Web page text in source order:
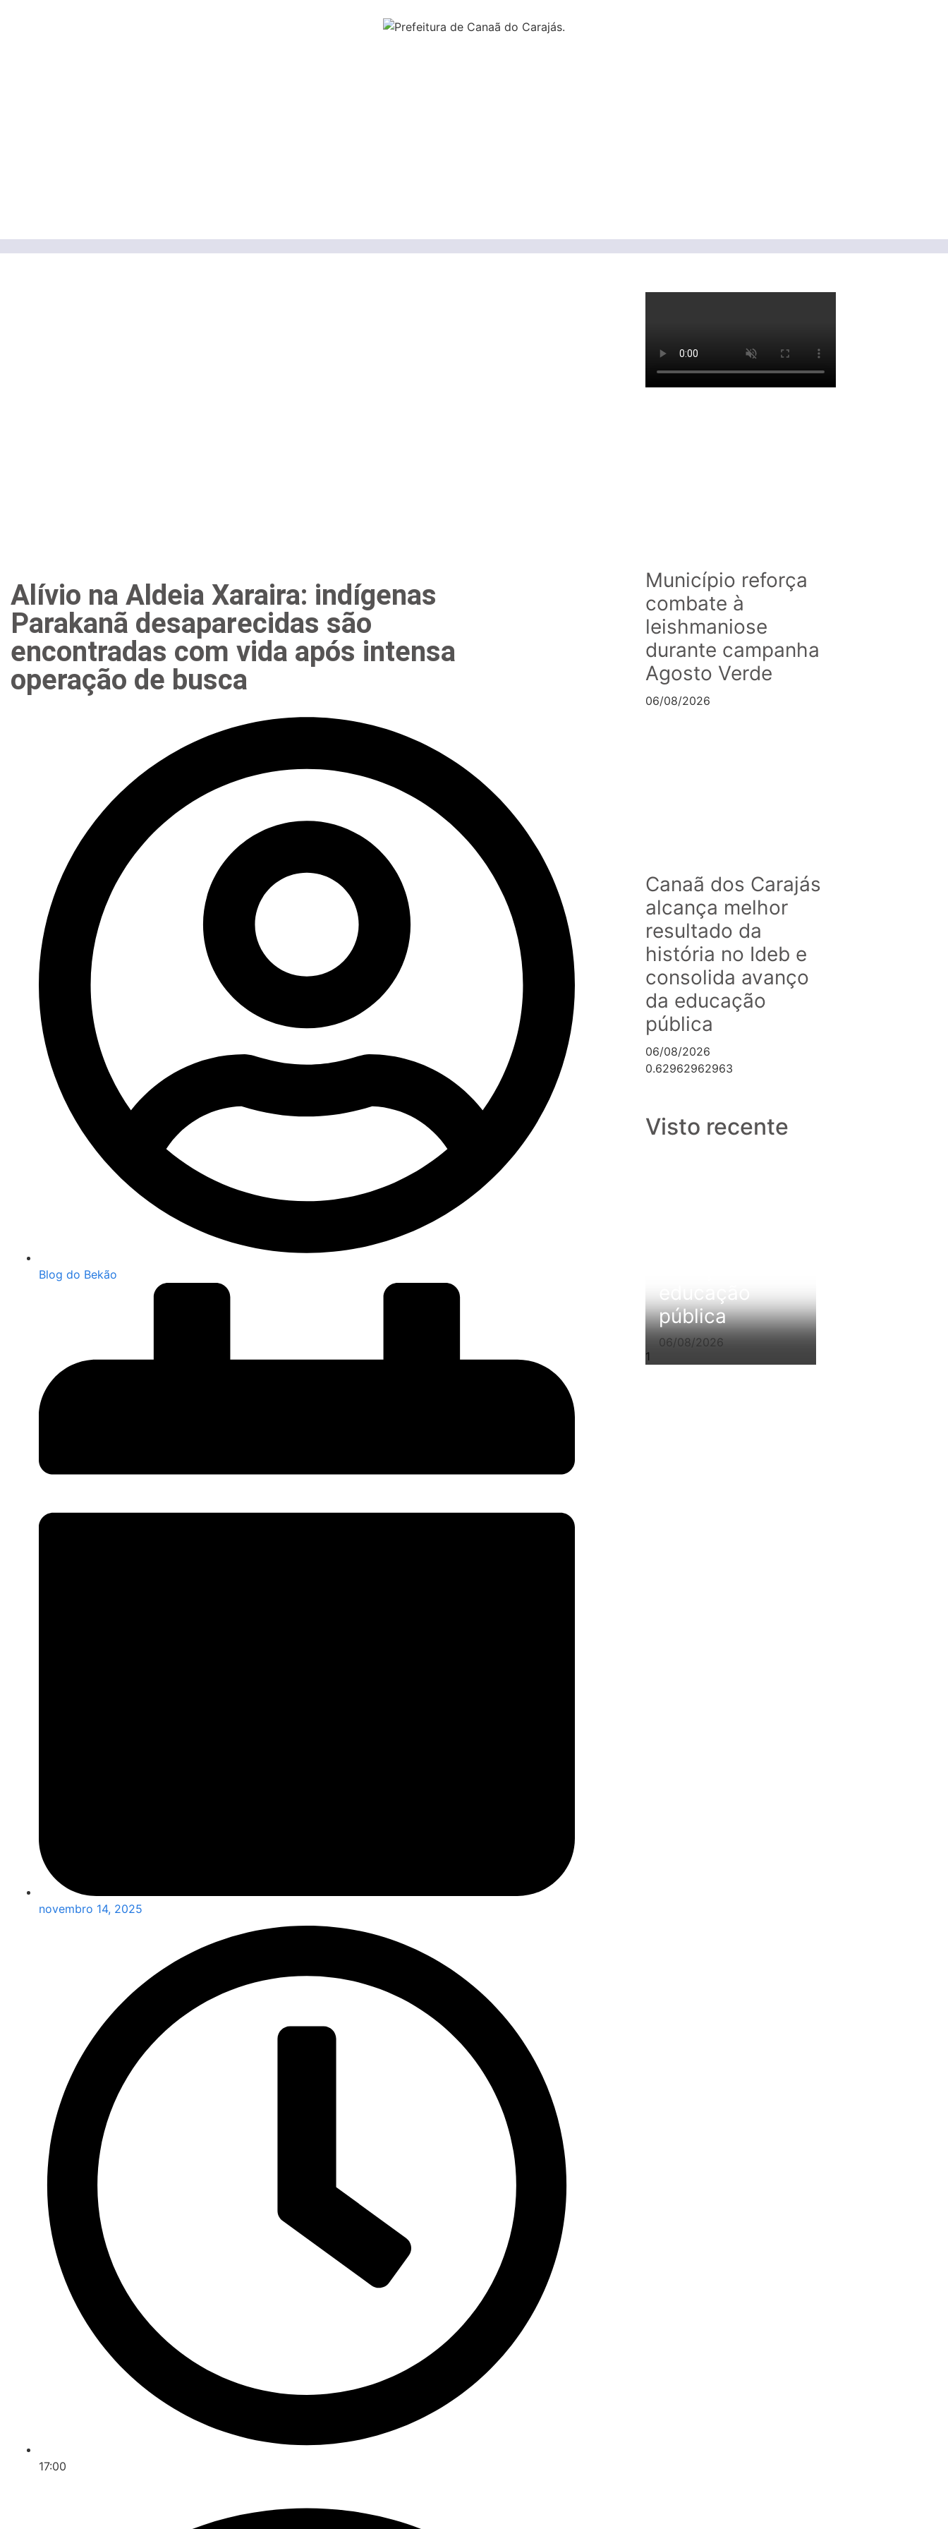
Alívio na Aldeia Xaraira: indígenas
Parakanã desaparecidas são
encontradas com vida após intensa
operação de busca
Blog do Bekão
novembro 14, 2025
17:00
Município reforça
combate à
leishmaniose
durante campanha
Agosto Verde
06/08/2026
Canaã dos Carajás
alcança melhor
resultado da
história no Ideb e
consolida avanço
da educação
pública
06/08/2026
Visto recente
Carajás
pública
06/08/2026